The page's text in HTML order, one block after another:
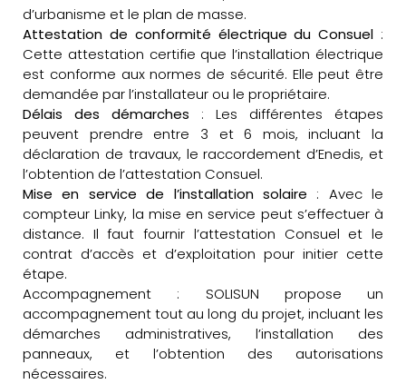
d’urbanisme et le plan de masse.
Attestation de conformité électrique du Consuel :
Cette attestation certifie que l’installation électrique
est conforme aux normes de sécurité. Elle peut être
demandée par l’installateur ou le propriétaire.
Délais des démarches : Les différentes étapes
peuvent prendre entre 3 et 6 mois, incluant la
déclaration de travaux, le raccordement d’Enedis, et
l’obtention de l’attestation Consuel.
Mise en service de l’installation solaire : Avec le
compteur Linky, la mise en service peut s’effectuer à
distance. Il faut fournir l’attestation Consuel et le
contrat d’accès et d’exploitation pour initier cette
étape.
Accompagnement : SOLISUN propose un
accompagnement tout au long du projet, incluant les
démarches administratives, l’installation des
panneaux, et l’obtention des autorisations
nécessaires.